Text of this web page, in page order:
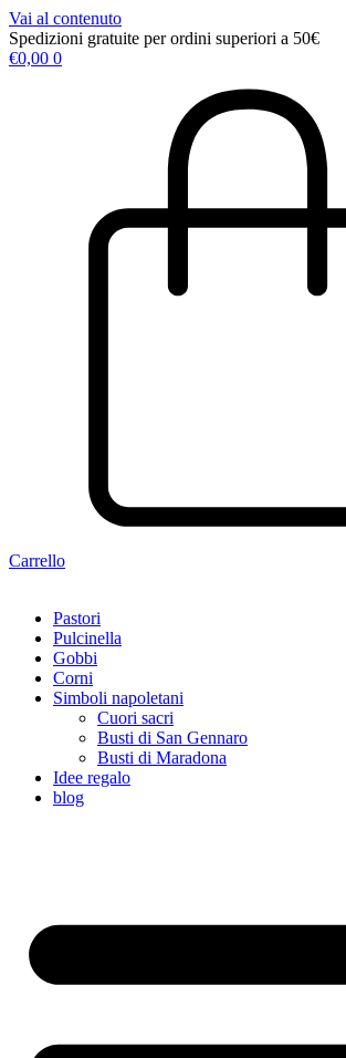
Vai al contenuto
Spedizioni gratuite per ordini superiori a 50€
€0,00 0
Carrello
Pastori
Pulcinella
Gobbi
Corni
Simboli napoletani
Cuori sacri
Busti di San Gennaro
Busti di Maradona
Idee regalo
blog